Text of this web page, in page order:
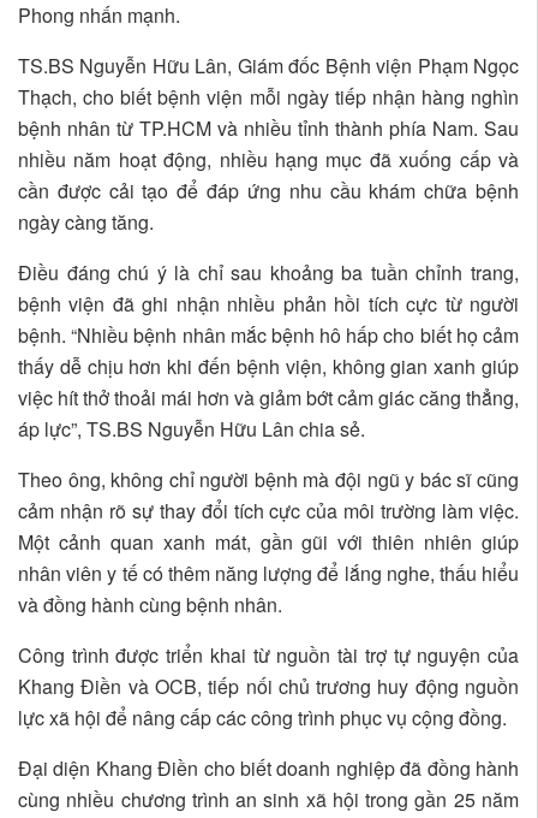
Phong nhấn mạnh.
TS.BS Nguyễn Hữu Lân, Giám đốc Bệnh viện Phạm Ngọc
Thạch, cho biết bệnh viện mỗi ngày tiếp nhận hàng nghìn
bệnh nhân từ TP.HCM và nhiều tỉnh thành phía Nam. Sau
nhiều năm hoạt động, nhiều hạng mục đã xuống cấp và
cần được cải tạo để đáp ứng nhu cầu khám chữa bệnh
ngày càng tăng.
Điều đáng chú ý là chỉ sau khoảng ba tuần chỉnh trang,
bệnh viện đã ghi nhận nhiều phản hồi tích cực từ người
bệnh. “Nhiều bệnh nhân mắc bệnh hô hấp cho biết họ cảm
thấy dễ chịu hơn khi đến bệnh viện, không gian xanh giúp
việc hít thở thoải mái hơn và giảm bớt cảm giác căng thẳng,
áp lực”, TS.BS Nguyễn Hữu Lân chia sẻ.
Theo ông, không chỉ người bệnh mà đội ngũ y bác sĩ cũng
cảm nhận rõ sự thay đổi tích cực của môi trường làm việc.
Một cảnh quan xanh mát, gần gũi với thiên nhiên giúp
nhân viên y tế có thêm năng lượng để lắng nghe, thấu hiểu
và đồng hành cùng bệnh nhân.
Công trình được triển khai từ nguồn tài trợ tự nguyện của
Khang Điền và OCB, tiếp nối chủ trương huy động nguồn
lực xã hội để nâng cấp các công trình phục vụ cộng đồng.
Đại diện Khang Điền cho biết doanh nghiệp đã đồng hành
cùng nhiều chương trình an sinh xã hội trong gần 25 năm